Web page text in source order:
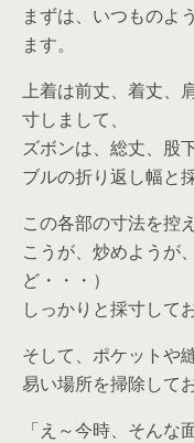
まずは、いつものよ
ます。
上着は前丈、着丈、
寸しまして、
ズボンは、総丈、股
ブルの折り返し幅と
この各部の寸法を控
こうが、炒めようが
ど・・・）
しっかりと採寸して
そして、ポケットや
易い場所を掃除して
「え～今時、そん